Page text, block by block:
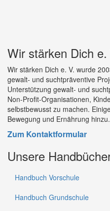
Wir stärken Dich e.
Wir stärken Dich e. V. wurde
gewalt- und suchtpräventive
Unterstützung gewalt- und
Non-Profit-Organisationen,
selbstbewusst zu machen.
Bewegung und Ernährung hinzu.
Zum Kontaktformular
Unsere
Handbuch Vorschule
Handbuch Grundschule